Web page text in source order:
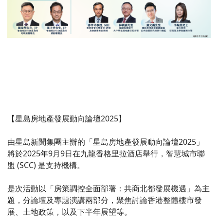
【星島房地產發展動向論壇2025】
由星島新聞集團主辦的「星島房地產發展動向論壇2025」
將於2025年9月9日在九龍香格里拉酒店舉行，智慧城市聯
盟 (SCC) 是支持機構。
是次活動以「房策調控全面部署：共商北都發展機遇」為主
題，分論壇及專題演講兩部分，聚焦討論香港整體樓市發
展、土地政策，以及下半年展望等。